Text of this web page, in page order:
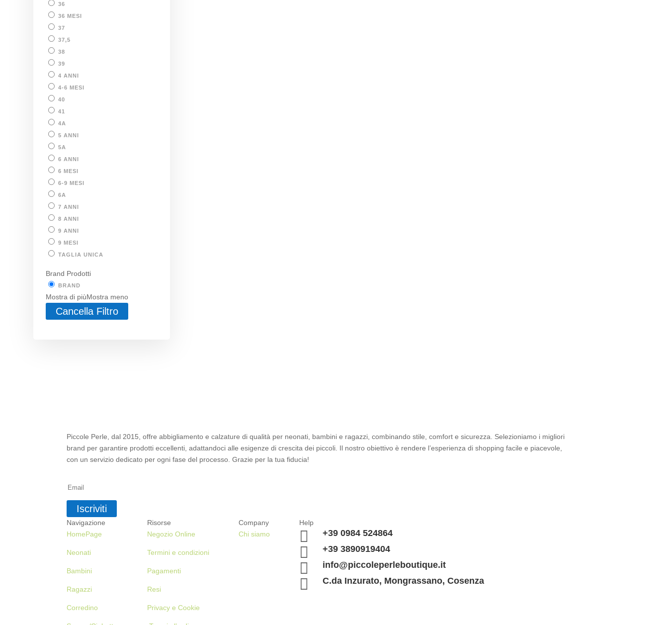
36
36 MESI
37
37,5
38
39
4 ANNI
4-6 MESI
40
41
4A
5 ANNI
5A
6 ANNI
6 MESI
6-9 MESI
6A
7 ANNI
8 ANNI
9 ANNI
9 MESI
TAGLIA UNICA
Brand Prodotti
BRAND
Mostra di piùMostra meno
Cancella Filtro
Piccole Perle, dal 2015, offre abbigliamento e calzature di qualità per neonati, bambini e ragazzi, combinando stile, comfort e sicurezza. Selezioniamo i migliori
brand per garantire prodotti eccellenti, adattandoci alle esigenze di crescita dei piccoli. Il nostro obiettivo è rendere l’esperienza di shopping facile e piacevole,
con un servizio dedicato per ogni fase del processo. Grazie per la tua fiducia!
Iscriviti
Navigazione
HomePage
Neonati
Bambini
Ragazzi
Corredino
Risorse
Negozio Online
Termini e condizioni
Pagamenti
Resi
Privacy e Cookie
Company
Chi siamo
Help
 +39 0984 524864
 +39 3890919404
 info@piccoleperleboutique.it
 C.da Inzurato, Mongrassano, Cosenza